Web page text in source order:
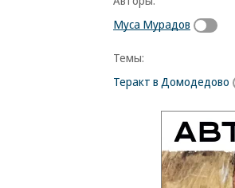
Муса Мурадов
Темы:
Теракт в Домодедово